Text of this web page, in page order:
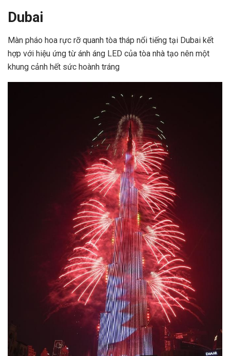
Dubai
Màn pháo hoa rực rỡ quanh tòa tháp nổi tiếng tại Dubai kết
hợp với hiệu ứng từ ánh áng LED của tòa nhà tạo nên một
khung cảnh hết sức hoành tráng